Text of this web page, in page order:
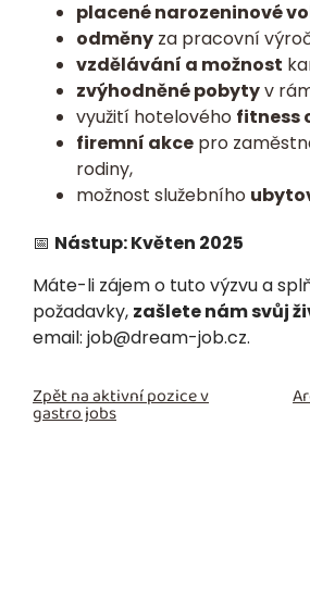
placené narozeninové
odměny za pracovní
vzdělávání a možnost
zvýhodněné pobytyv
využití hotelového fitness
firemní akce pro
rodiny,
možnost služebního
📅 Nástup: Květen 2025
Máte-li zájem o tuto výzvu a
požadavky, zašlete nám svůj
email: job@dream-job.cz.
Zpět na aktivní pozice v
gastro jobs